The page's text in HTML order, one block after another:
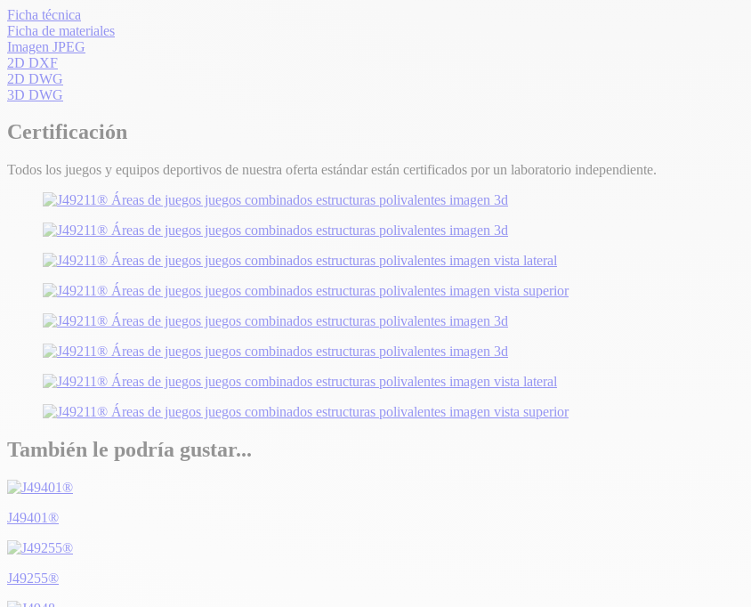
Ficha técnica
Ficha de materiales
Imagen JPEG
2D DXF
2D DWG
3D DWG
Certificación
Todos los juegos y equipos deportivos de nuestra oferta estándar están certificados por un laboratorio independiente.
También le podría gustar...
J49401®
J49255®